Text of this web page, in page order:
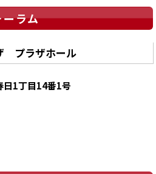
ラム
プラザホール
日1丁目14番1号